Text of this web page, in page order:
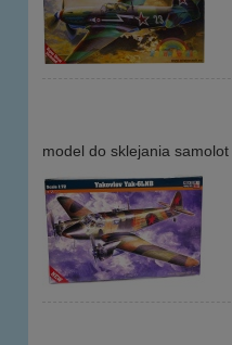
model do sklejania